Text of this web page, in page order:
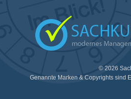
© 2026
Genannte Marken & Copyrights sind